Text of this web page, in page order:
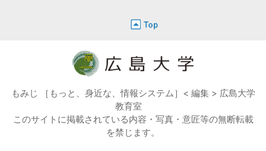
もみじ ［もっと、身近な、情報システム］< 編集 > 広島大学
教育室
このサイトに掲載されている内容・写真・意匠等の無断転載
を禁じます。